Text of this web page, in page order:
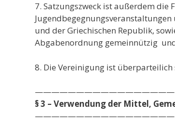
7. Satzungszweck ist außerdem
und der Griechischen Republik,
Abgabenordnung gemeinnützig
8. Die Vereinigung ist
§ 3 – Verwendung der Mittel,